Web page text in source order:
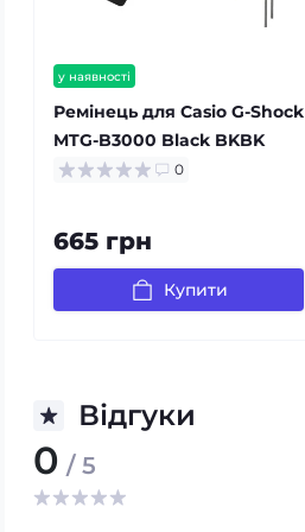
у наявності
Ремінець для Casio G-Shock
MTG-B3000 Black BKBK
0
665 грн
Купити
Відгуки
0 / 5